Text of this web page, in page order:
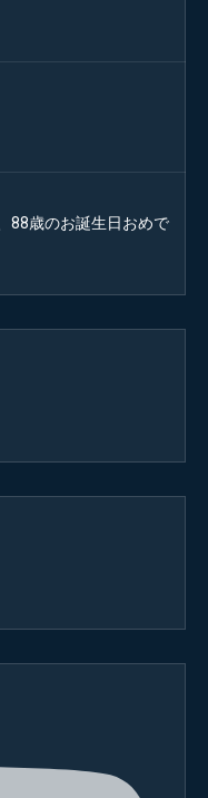
88歳のお誕生日おめで